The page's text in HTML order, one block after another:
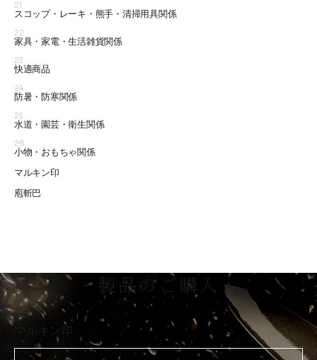
21
スコップ・レーキ・熊手・清掃用具関係
22
家具・家電・生活雑貨関係
23
快適商品
24
防暑・防寒関係
25
水道・園芸・衛生関係
26
小物・おもちゃ関係
マルキン印
庖斬巴
製品のご購入
マルキン印